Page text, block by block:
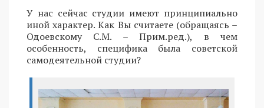
У нас сейчас студии имеют принципиально
иной характер. Как Вы считаете (обращаясь –
Одоевскому С.М. – Прим.ред.), в чем
особенность, специфика была советской
самодеятельной студии?